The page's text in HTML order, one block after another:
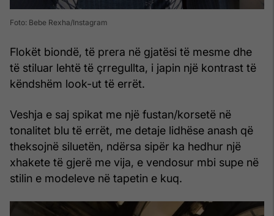
Foto: Bebe Rexha/Instagram
Flokët biondë, të prera në gjatësi të mesme dhe
të stiluar lehtë të çrregullta, i japin një kontrast të
këndshëm look-ut të errët.
Veshja e saj spikat me një fustan/korsetë në
tonalitet blu të errët, me detaje lidhëse anash që
theksojnë siluetën, ndërsa sipër ka hedhur një
xhakete të gjerë me vija, e vendosur mbi supe në
stilin e modeleve në tapetin e kuq.